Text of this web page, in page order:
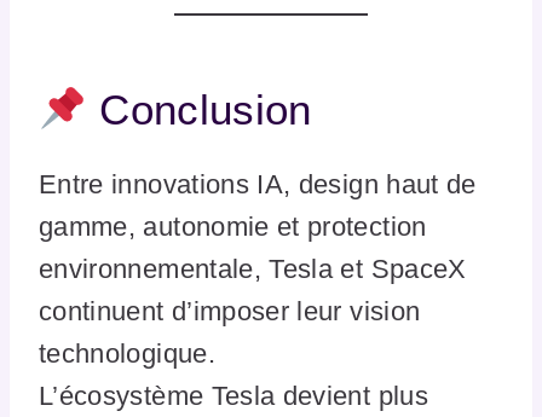
Conclusion
Entre innovations IA, design haut de
gamme, autonomie et protection
environnementale, Tesla et SpaceX
continuent d’imposer leur vision
technologique.
L’écosystème Tesla devient plus